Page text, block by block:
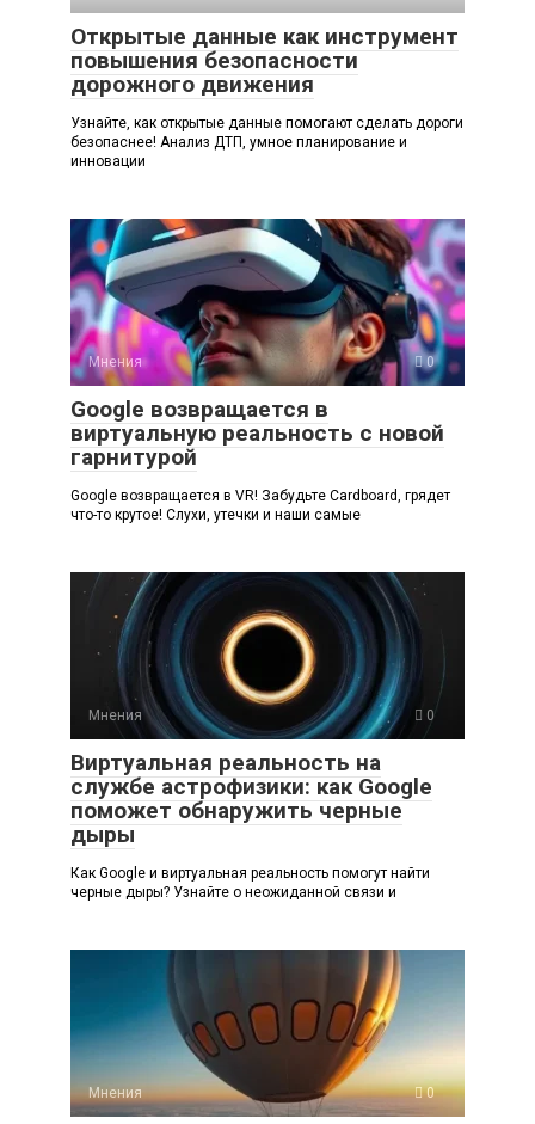
Открытые данные как инструмент
повышения безопасности
дорожного движения
Узнайте, как открытые данные помогают сделать дороги
безопаснее! Анализ ДТП, умное планирование и
инновации
Мнения 0
Google возвращается в
виртуальную реальность с новой
гарнитурой
Google возвращается в VR! Забудьте Cardboard, грядет
что-то крутое! Слухи, утечки и наши самые
Мнения 0
Виртуальная реальность на
службе астрофизики: как Google
поможет обнаружить черные
дыры
Как Google и виртуальная реальность помогут найти
черные дыры? Узнайте о неожиданной связи и
Мнения 0